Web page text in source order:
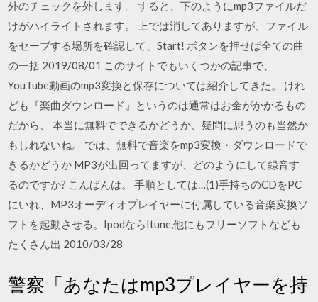
外のチェックを外します。 すると、下のようにmp3ファイルだ
けがハイライトされます。 上では消してありますが、ファイル
をセーブする場所を確認して、Start! ボタンを押せば全ての曲
の一括 2019/08/01 このサイトでもいくつかの記事で、
YouTube動画のmp3変換と保存については紹介してきた。 けれ
ども『楽曲ダウンロード』というのは通常はお金がかかるもの
だから、 本当に無料でできるかどうか、疑問に思うのも当然か
もしれないね。 では、無料で音楽をmp3変換・ダウンロードで
きるかどうか MP3が出回ってますが、どのようにして録音す
るのですか? こんばんは。 手順としては…(1)手持ちのCDをPC
にいれ、MP3オーディオプレイヤーに付属している音楽変換ソ
フトを起動させる。IpodならItune,他にもフリーソフトなども
たくさん出 2010/03/28
警察「あなたはmp3プレイヤーを持